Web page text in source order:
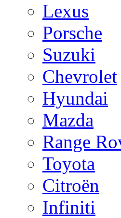
Lexus
Porsche
Suzuki
Chevrolet
Hyundai
Mazda
Range
Toyota
Citroën
Infiniti